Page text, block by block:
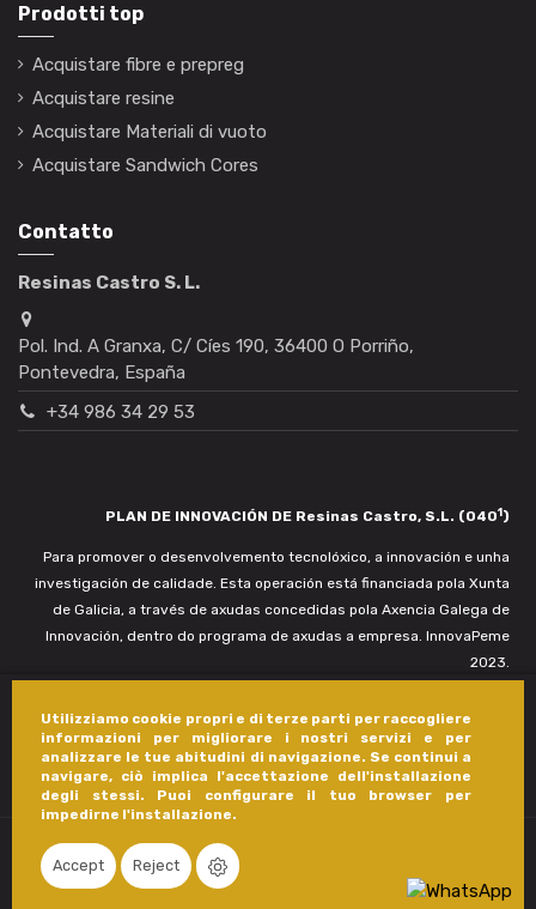
Utilizziamo cookie propri e di terze parti per raccogliere
informazioni per migliorare i nostri servizi e per
analizzare le tue abitudini di navigazione. Se continui a
navigare, ciò implica l'accettazione dell'installazione
degli stessi. Puoi configurare il tuo browser per
impedirne l'installazione.
Accept Reject
Prodotti top
Acquistare fibre e prepreg
Acquistare resine
Acquistare Materiali di vuoto
Acquistare Sandwich Cores
Contatto
Resinas Castro S. L.
Pol. Ind. A Granxa, C/ Cíes 190, 36400 O Porriño,
Pontevedra, España
+34 986 34 29 53
PLAN DE INNOVACIÓN DE Resinas Castro, S.L. (0401)
Para promover o desenvolvemento tecnolóxico, a innovación e unha
investigación de calidade. Esta operación está financiada pola Xunta
de Galicia, a través de axudas concedidas pola Axencia Galega de
Innovación, dentro do programa de axudas a empresa. InnovaPeme
2023.